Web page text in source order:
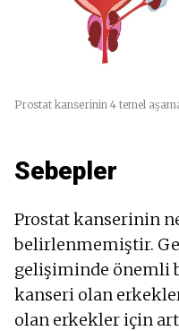
Prostat kanserinin 4 temel
Sebepler
Prostat kanserinin
belirlenmemiştir.
gelişiminde önemli
kanseri olan
olan erkekler için